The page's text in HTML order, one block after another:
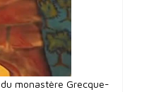
monastère Grecque-